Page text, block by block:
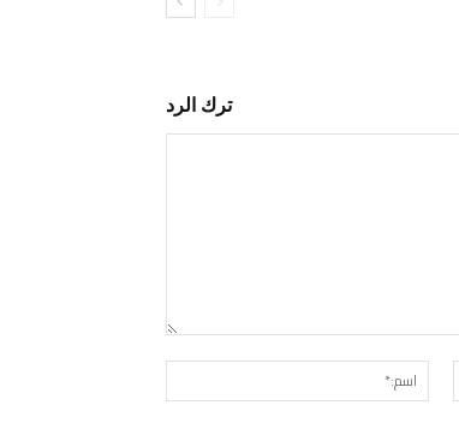
ترك الرد
التعليق:
اسم:*
البريد
الإلكتروني:*